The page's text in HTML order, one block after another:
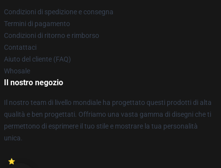
Condizioni di spedizione e consegna
Termini di pagamento
Condizioni di ritorno e rimborso
Contattaci
Aiuto del cliente (FAQ)
Whosale
Il nostro negozio
Il nostro team di livello mondiale ha progettato questi prodotti di alta
qualità e ben progettati. Offriamo una vasta gamma di disegni che ti
permettono di esprimere il tuo stile e mostrare la tua personalità
unica.